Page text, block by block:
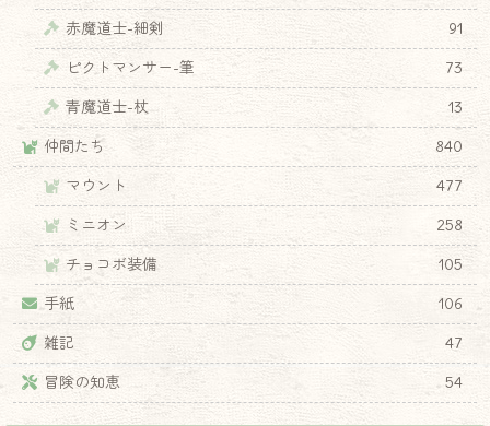
赤魔道士-細剣
91
ピクトマンサー-筆
73
青魔道士-杖
13
仲間たち
840
マウント
477
ミニオン
258
チョコボ装備
105
手紙
106
雑記
47
冒険の知恵
54